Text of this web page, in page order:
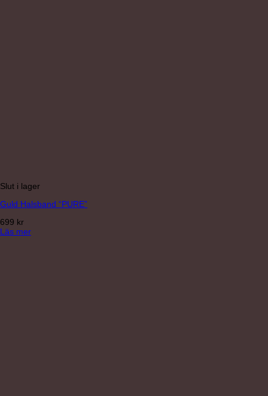
Slut i lager
Guld Halsband “PURE”
699 kr
Läs mer